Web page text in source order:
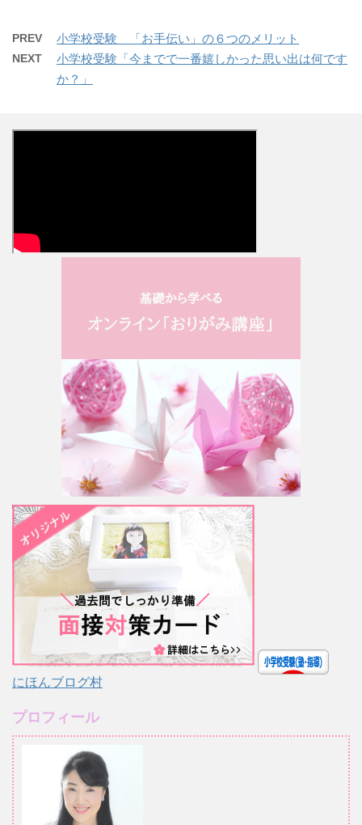
PREV 小学校受験 「お手伝い」の６つのメリット
NEXT
小学校受験「今までで一番嬉しかった思い出は何です
か？」
にほんブログ村
プロフィール